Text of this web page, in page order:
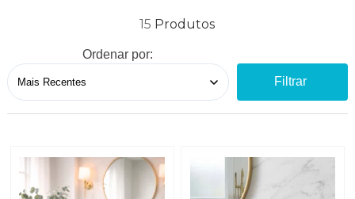
15
Ordenar por:
Filtrar